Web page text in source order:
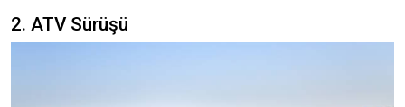
2. ATV Sürüşü